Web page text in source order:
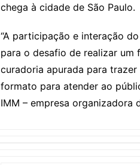
chega à cidade de São Paulo.
“A participação e interação
para o desafio de realizar um
curadoria apurada para
formato para atender ao
IMM – empresa organizadora